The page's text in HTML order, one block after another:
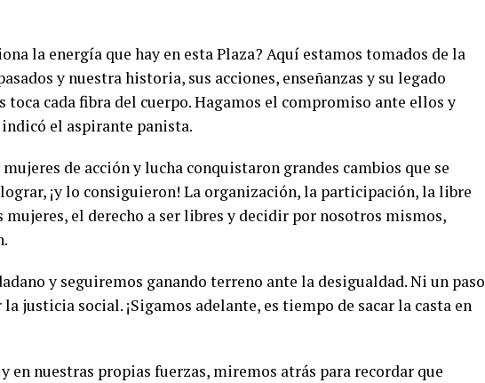
la energía que hay en esta Plaza? Aquí estamos tomados de la
y nuestra historia, sus acciones, enseñanzas y su legado
toca cada fibra del cuerpo. Hagamos el compromiso ante ellos y
el aspirante panista.
de acción y lucha conquistaron grandes cambios que se
¡y lo consiguieron! La organización, la participación, la libre
mujeres, el derecho a ser libres y decidir por nosotros mismos,
y seguiremos ganando terreno ante la desigualdad. Ni un paso
justicia social. ¡Sigamos adelante, es tiempo de sacar la casta en
en nuestras propias fuerzas, miremos atrás para recordar que